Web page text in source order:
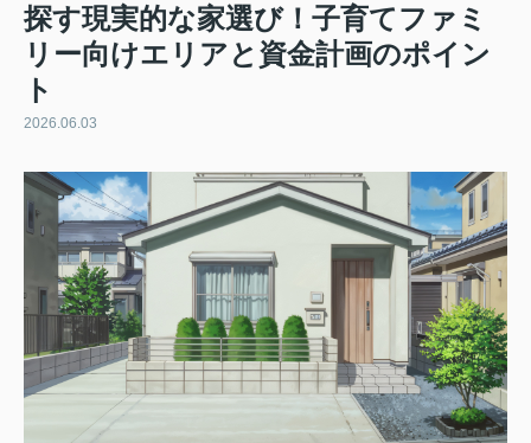
探す現実的な家選び！子育てファミ
リー向けエリアと資金計画のポイン
ト
2026.06.03